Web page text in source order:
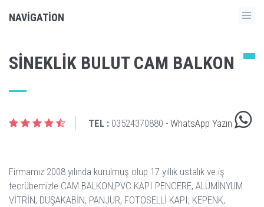
NAVIGATION
SINEKLIK BULUT CAM BALKON
TEL : 03524370880 - WhatsApp Yazın
Firmamız 2008 yılında kurulmuş olup 17 yıllık ustalık ve iş
tecrübemizle CAM BALKON,PVC KAPI PENCERE, ALÜMİNYUM
VİTRİN, DUŞAKABİN, PANJUR, FOTOSELLİ KAPI, KEPENK,